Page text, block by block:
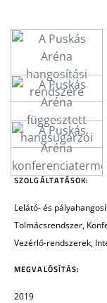
SZOLGÁLTATÁSOK:
Lelátó- és
Tolmácsrendszer,
Vezérlő-rendszerek,
MEGVALÓSÍTÁS:
2019